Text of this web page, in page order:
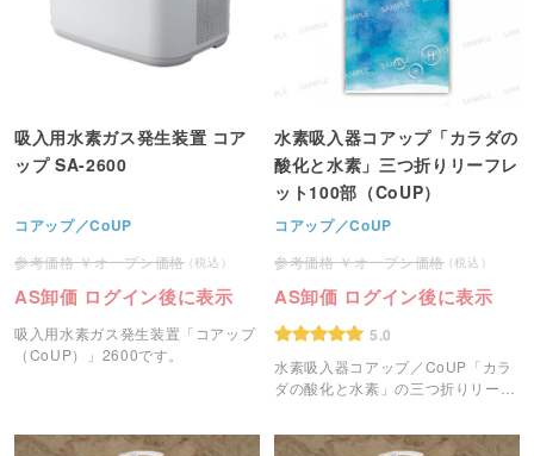
吸入用水素ガス発生装置 コア
ップ SA-2600
コアップ／CoUP
オープン価格
AS卸価 ログイン後に表示
吸入用水素ガス発生装置「コアップ
（CoUP）」2600です。
水素吸入器コアップ「カラダの
酸化と水素」三つ折りリーフレ
ット100部（CoUP）
コアップ／CoUP
オープン価格
AS卸価 ログイン後に表示
5.0
水素吸入器コアップ／CoUP「カラ
ダの酸化と水素」の三つ折りリーフ